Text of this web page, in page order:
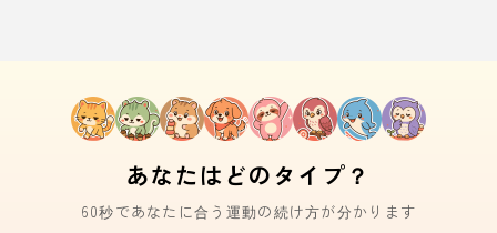
あなたはどのタイプ？
60秒であなたに合う運動の続け方が分かります